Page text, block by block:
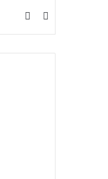
skin
Rechercher